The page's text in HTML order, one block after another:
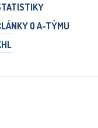
O A-TÝMU